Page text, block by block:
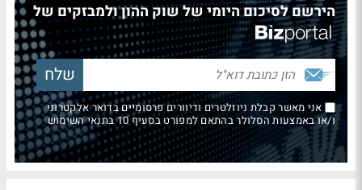
הירשם לסיכום היומי של שוק ההון ולמבזקים של
אני מאשר קבלת ניוזלטרים ודיוורים פרסומיים בדואר אלקטרוני
ו/או באמצעות הסלולר בהתאם למפורט בסעיף 10 בתנאי השימוש